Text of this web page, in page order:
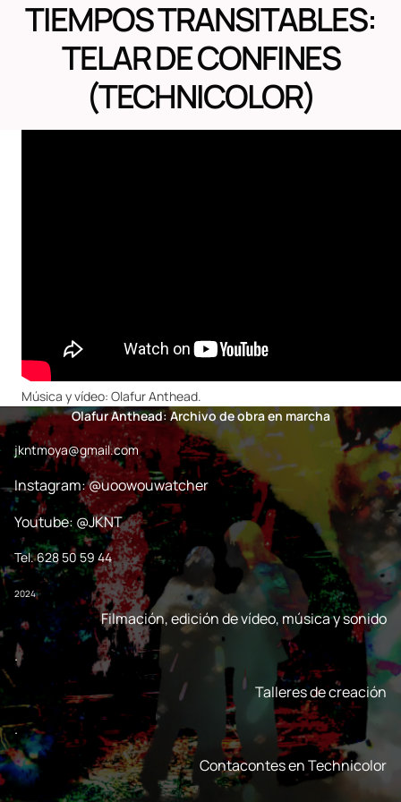
TIEMPOS TRANSITABLES:
TELAR DE CONFINES
(TECHNICOLOR)
Música y vídeo: Olafur Anthead.
Olafur Anthead: Archivo de obra en marcha
jkntmoya@gmail.com
Instagram: @uoowouwatcher
Youtube: @JKNT
Tel. 628 50 59 44
2024
Filmación, edición de vídeo, música y sonido
.
Talleres de creación
.
Contacontes en Technicolor